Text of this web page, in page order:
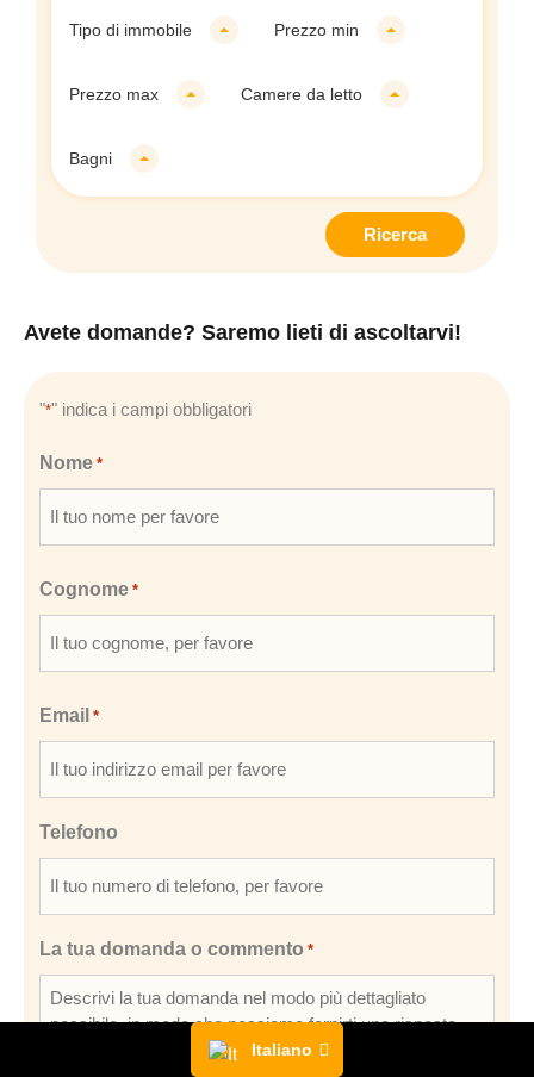
Tipo di immobile Prezzo min
Prezzo max Camere da letto
Bagni
Ricerca
Avete domande? Saremo lieti di ascoltarvi!
"*" indica i campi obbligatori
Nome *
Cognome *
Email *
Telefono
La tua domanda o commento *
Italiano